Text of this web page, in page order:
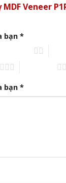
MDF Veneer
bạn *
bạn *